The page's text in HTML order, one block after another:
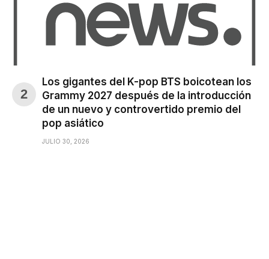
Los gigantes del K-pop BTS boicotean los
Grammy 2027 después de la introducción
de un nuevo y controvertido premio del
pop asiático
JULIO 30, 2026